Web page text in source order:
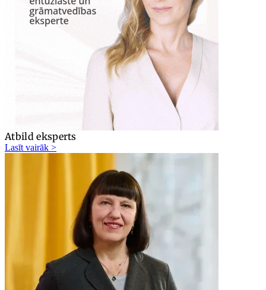
Atbild eksperts
Lasīt vairāk >